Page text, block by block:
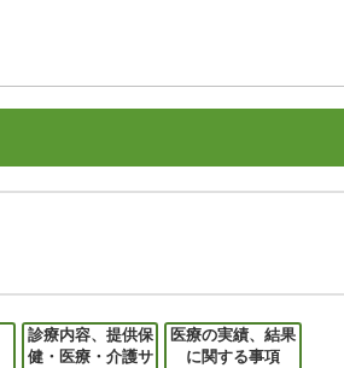
診療内容、提供保
健・医療・介護サ
医療の実績、結果
に関する事項